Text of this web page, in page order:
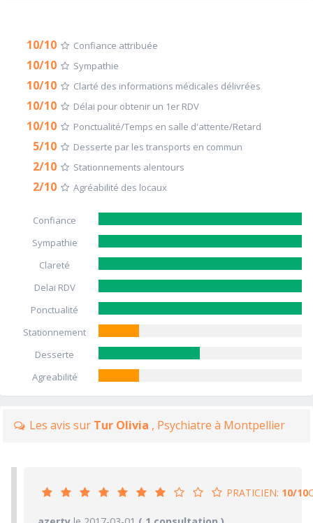
10/10 Confiance attribuée
10/10 Sympathie
10/10 Clarté des informations médicales délivrées
10/10 Délai pour obtenir un 1er RDV
10/10 Ponctualité/Temps en salle d'attente/Retard
5/10 Desserte par les transports en commun
2/10 Stationnements alentours
2/10 Agréabilité des locaux
Confiance
Sympathie
Clareté
Delai RDV
Ponctualité
Stationnement
Desserte
Agreabilité
Les avis sur Tur Olivia , Psychiatre à Montpellier
PRATICIEN: 10/10